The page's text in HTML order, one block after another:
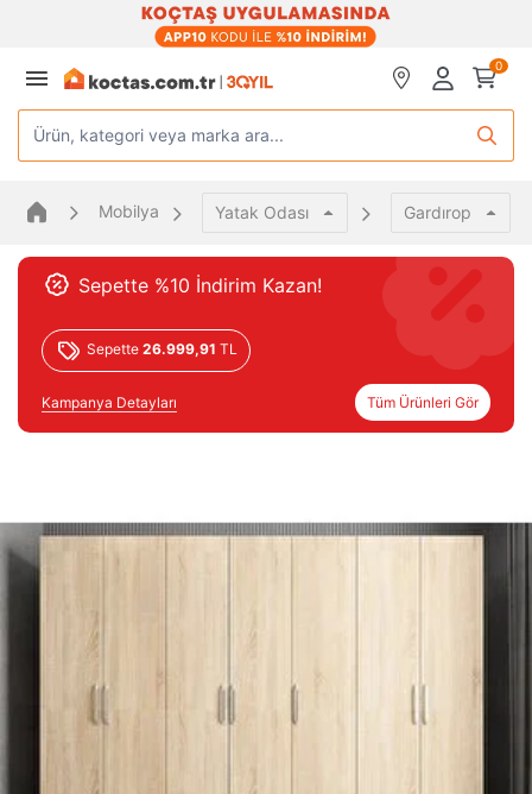
0
Ürün, kategori veya marka ara...
Mobilya Yatak Odası Gardırop
Sepette %10 İndirim Kazan!
Sepette 26.999,91 TL
Kampanya Detayları Tüm Ürünleri Gör